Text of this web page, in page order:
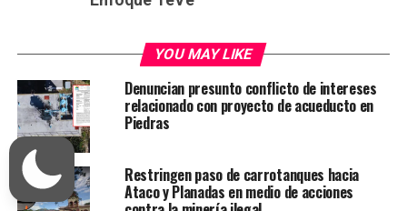
YOU MAY LIKE
Denuncian presunto conflicto de intereses
relacionado con proyecto de acueducto en
Piedras
Restringen paso de carrotanques hacia
Ataco y Planadas en medio de acciones